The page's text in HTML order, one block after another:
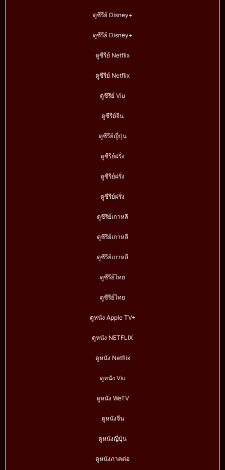
ดูซีรีย์ Disney+
ดูซีรีย์ Disney+
ดูซีรีย์ Netflix
ดูซีรีย์ Netflix
ดูซีรีย์ Viu
ดูซีรีย์จีน
ดูซีรีย์ญี่ปุ่น
ดูซีรีย์ฝรั่ง
ดูซีรีย์ฝรั่ง
ดูซีรีย์ฝรั่ง
ดูซีรีย์เกาหลี
ดูซีรีย์เกาหลี
ดูซีรีย์เกาหลี
ดูซีรีย์ไทย
ดูซีรีย์ไทย
ดูหนัง Apple TV+
ดูหนัง NETFLIX
ดูหนัง Netflix
ดูหนัง Viu
ดูหนัง WeTV
ดูหนังจีน
ดูหนังญี่ปุ่น
ดูหนังภาคต่อ